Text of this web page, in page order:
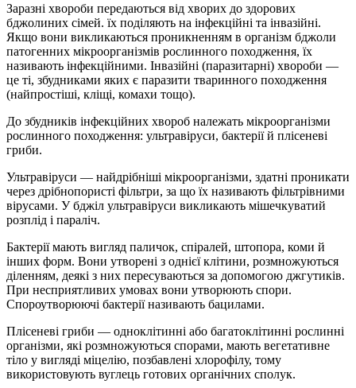
Заразні хвороби передаються від хворих до здорових
бджолиних сімей. їх поділяють на інфекційні та інвазійні.
Якщо вони викликаються проникненням в організм бджоли
патогенних мікроорганізмів рослинного походження, їх
називають інфекційними. Інвазійні (паразитарні) хвороби —
це ті, збудниками яких є паразити тваринного походження
(найпростіші, кліщі, комахи тощо).
До збудників інфекційних хвороб належать мікроорганізми
рослинного походження: ультравіруси, бактерії й плісеневі
гриби.
Ультравіруси — найдрібніші мікроорганізми, здатні проникати
через дрібнопористі фільтри, за що їх називають фільтрівними
вірусами. У бджіл ультравіруси викликають мішечкуватий
розплід і параліч.
Бактерії мають вигляд паличок, спіралей, штопора, коми й
інших форм. Вони утворені з однієї клітини, розмножуються
діленням, деякі з них пересуваються за допомогою джгутиків.
При несприятливих умовах вони утворюють спори.
Спороутворюючі бактерії називають бацилами.
Плісеневі гриби — одноклітинні або багатоклітинні рослинні
організми, які розмножуються спорами, мають вегетативне
тіло у вигляді міцелію, позбавлені хлорофілу, тому
використовують вуглець готових органічних сполук.